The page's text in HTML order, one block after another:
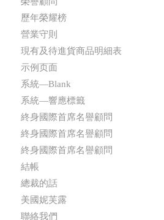
歷年榮耀榜
營業守則
現有及待進貨商品明細表
示例页面
系統—Blank
系統—響應標籤
終身國際首席名譽顧問
終身國際首席名譽顧問
終身國際首席名譽顧問
結帳
總裁的話
美國妮芙露
聯絡我們